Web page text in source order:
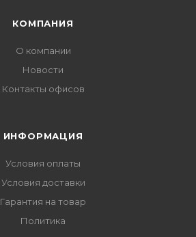
КОМПАНИЯ
О компании
Новости
Контакты офисов
ИНФОРМАЦИЯ
Условия оплаты
Условия доставки
Гарантия на товар
Политика